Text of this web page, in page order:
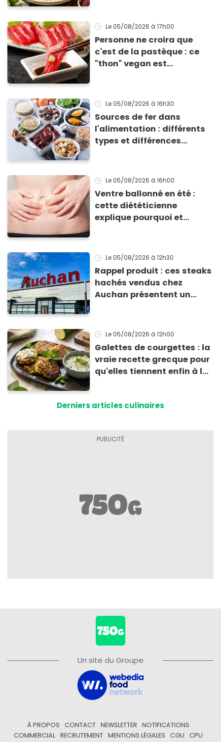
grillades
Le 05/08/2026 à 17h00
Personne ne croira que
c'est de la pastèque : ce
"thon" vegan est
Le 05/08/2026 à 16h30
Sources de fer dans
l'alimentation : différents
types et différences
Le 05/08/2026 à 16h00
Ventre ballonné en été :
cette diététicienne
explique pourquoi et
Le 05/08/2026 à 12h30
Rappel produit : ces steaks
hachés vendus chez
Auchan présentent un
Le 05/08/2026 à 12h00
Galettes de courgettes : la
vraie recette grecque pour
qu'elles tiennent enfin à la
Derniers articles culinaires
Un site du Groupe
À PROPOS CONTACT NEWSLETTER
NOTIFICATIONS
COMMERCIAL
RECRUTEMENT MENTIONS LÉGALES CGU
CPU